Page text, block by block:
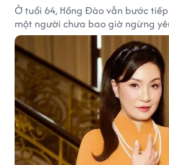
Ở tuổi 64, Hồng Đào vẫn bước
một người chưa bao giờ ngừng